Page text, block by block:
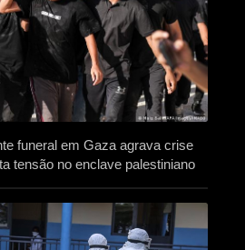
funeral em Gaza agrava crise
tensão no enclave palestiniano